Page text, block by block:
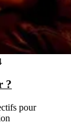
?
pour